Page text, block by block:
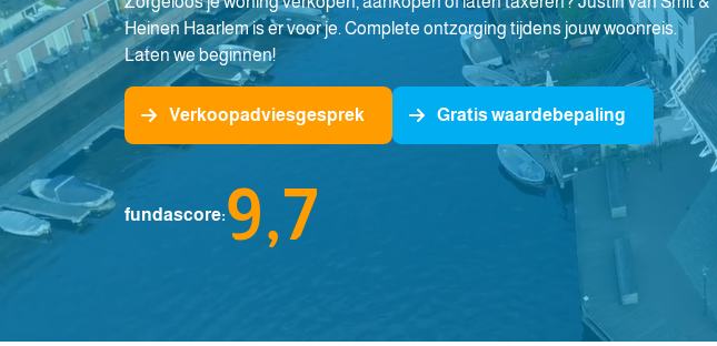
Heinen Haarlem is er voor je. Complete ontzorging tijdens jouw woonreis.
Laten we beginnen!
Verkoopadviesgesprek Gratis waardebepaling
fundascore:9,7